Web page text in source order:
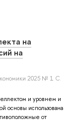
на
на
2025 № 1 С.
и уровнем и
основы использована
от